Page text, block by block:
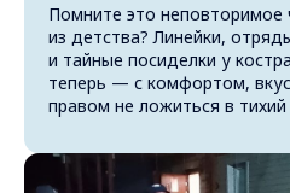
Помните это неповторимое
из детства? Линейки,
и тайные посиделки у
теперь — с комфортом,
правом не ложиться в тихий